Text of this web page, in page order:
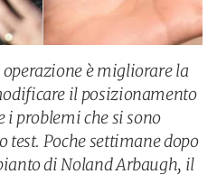
è migliorare la
il posizionamento
i problemi che si sono
Poche settimane dopo
di Noland Arbaugh, il